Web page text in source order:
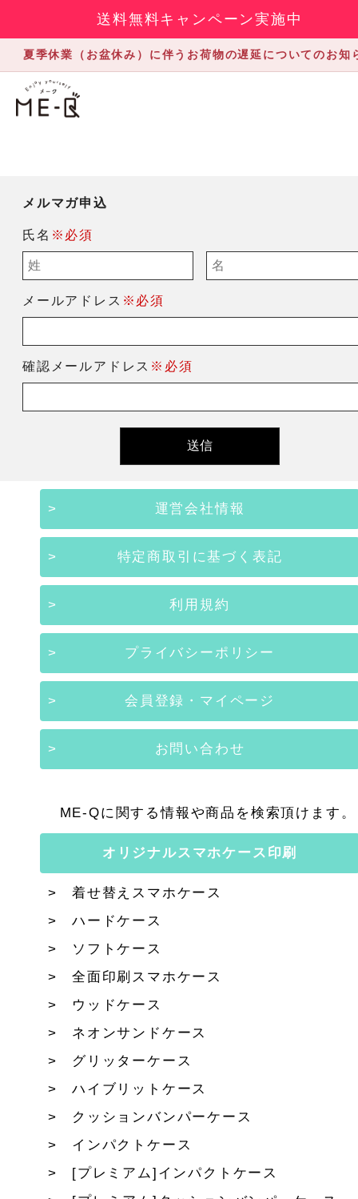
送料無料キャンペーン実施中
夏季休業（お盆休み）に伴うお荷物の遅延についてのお知
メルマガ申込
氏名 ※必須
メールアドレス ※必須
確認メールアドレス ※必須
運営会社情報
特定商取引に基づく表記
利用規約
プライバシーポリシー
会員登録・マイページ
お問い合わせ
ME-Qに関する情報や商品を検索頂けます。
オリジナルスマホケース印刷
着せ替えスマホケース
ハードケース
ソフトケース
全面印刷スマホケース
ウッドケース
ネオンサンドケース
グリッターケース
ハイブリットケース
クッションバンパーケース
インパクトケース
[プレミアム]インパクトケース